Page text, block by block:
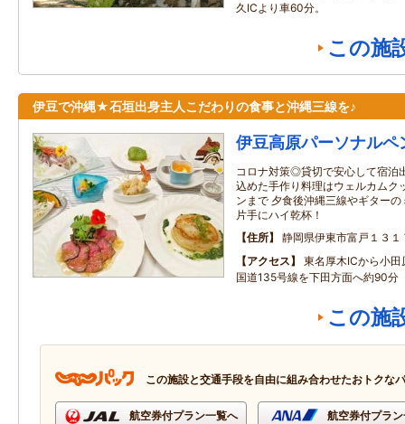
久ICより車60分。
この施
伊豆で沖縄★石垣出身主人こだわりの食事と沖縄三線を♪
伊豆高原パーソナルペ
コロナ対策◎貸切で安心して宿泊
込めた手作り料理はウェルカムク
ンまで 夕食後沖縄三線やギター
片手にハイ乾杯！
住所
静岡県伊東市富戸１３１
アクセス
東名厚木ICから小
国道135号線を下田方面へ約90分
この施
この施設と交通手段を自由に組み合わせたおトクな
航空券付プラン一覧へ 航空券付プラ